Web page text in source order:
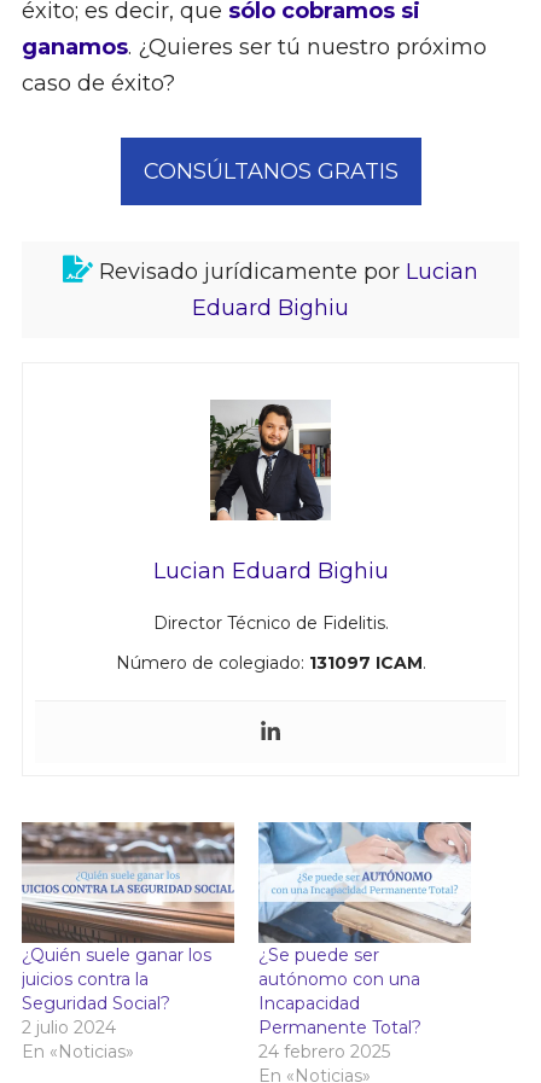
éxito; es decir, que sólo cobramos si
ganamos. ¿Quieres ser tú nuestro próximo
caso de éxito?
CONSÚLTANOS GRATIS
Revisado jurídicamente por Lucian
Eduard Bighiu
Lucian Eduard Bighiu
Director Técnico de Fidelitis.
Número de colegiado: 131097 ICAM.
¿Quién suele ganar los
juicios contra la
Seguridad Social?
2 julio 2024
En «Noticias»
¿Se puede ser
autónomo con una
Incapacidad
Permanente Total?
24 febrero 2025
En «Noticias»